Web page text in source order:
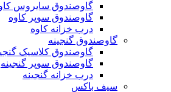
گاوصندوق سایروس
گاوصندوق سوپر کاوه
درب خزانه کاوه
گاوصندوق گنجینه
گاوصندوق کلاسیک
گاوصندوق سوپر گنجینه
درب خزانه گنجینه
سیف باکس